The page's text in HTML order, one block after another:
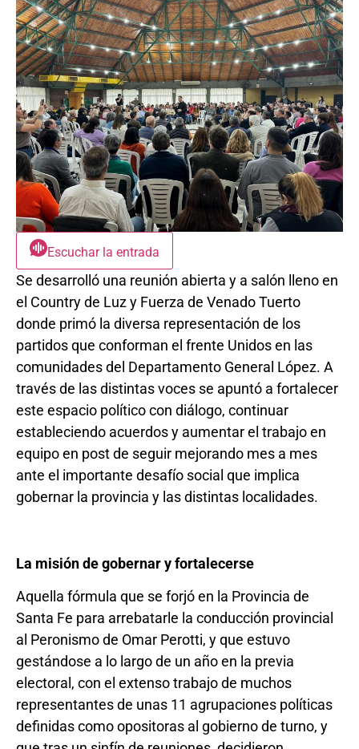
Escuchar la entrada
Se desarrolló una reunión abierta y a salón lleno en
el Country de Luz y Fuerza de Venado Tuerto
donde primó la diversa representación de los
partidos que conforman el frente Unidos en las
comunidades del Departamento General López. A
través de las distintas voces se apuntó a fortalecer
este espacio político con diálogo, continuar
estableciendo acuerdos y aumentar el trabajo en
equipo en post de seguir mejorando mes a mes
ante el importante desafío social que implica
gobernar la provincia y las distintas localidades.
La misión de gobernar y fortalecerse
Aquella fórmula que se forjó en la Provincia de
Santa Fe para arrebatarle la conducción provincial
al Peronismo de Omar Perotti, y que estuvo
gestándose a lo largo de un año en la previa
electoral, con el extenso trabajo de muchos
representantes de unas 11 agrupaciones políticas
definidas como opositoras al gobierno de turno, y